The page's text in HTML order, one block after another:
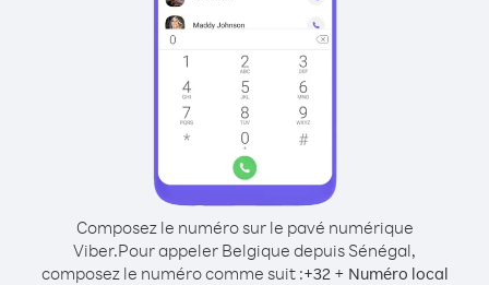
Composez le numéro sur le pavé numérique
Viber.Pour appeler Belgique depuis Sénégal,
composez le numéro comme suit :+32+ Numéro local